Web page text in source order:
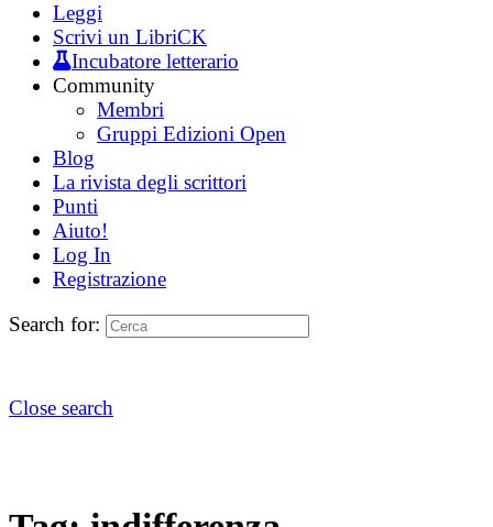
Leggi
Scrivi un LibriCK
Incubatore letterario
Community
Membri
Gruppi Edizioni Open
Blog
La rivista degli scrittori
Punti
Aiuto!
Log In
Registrazione
Search for:
Close search